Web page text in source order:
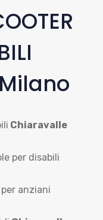
Chiaravalle
per disabili
anziani